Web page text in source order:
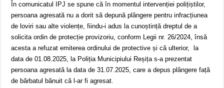
În comunicatul IPJ se spune că în momentul intervenției polițiștilor,
persoana agresată nu a dorit să depună plângere pentru infracțiunea
de loviri sau alte violențe, fiindu-i adus la cunoștință dreptul de a
solicita ordin de protecție provizoriu, conform Legii nr. 26/2024, însă
acesta a refuzat emiterea ordinului de protective și că ulterior, la
data de 01.08.2025, la Poliția Municipiului Reșița s-a prezentat
persoana agresată la data de 31.07.2025, care a depus plângere față
de bărbatul bănuit că l-ar fi agresat.